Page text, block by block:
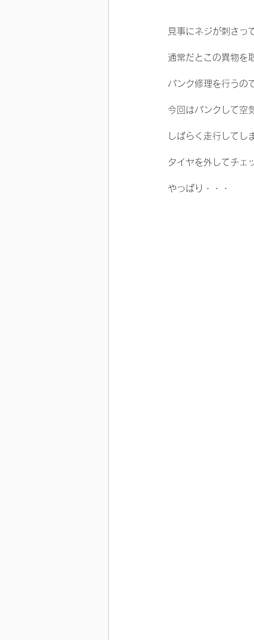
見事にネジが刺さっ
通常だとこの異物を
パンク修理を行うの
今回はパンクして空
しばらく走行してし
タイヤを外してチェ
やっぱり・・・